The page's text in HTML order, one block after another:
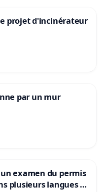
projet d'incinérateur
par un mur
examen du permis
plusieurs langues à